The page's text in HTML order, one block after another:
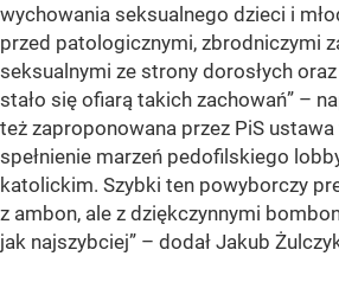
wychowania seksualnego dzieci i
przed patologicznymi, zbrodniczymi
seksualnymi ze strony dorosłych
stało się ofiarą takich zachowań” –
też zaproponowana przez PiS
spełnienie marzeń pedofilskiego
katolickim. Szybki ten powyborczy
z ambon, ale z dziękczynnymi
jak najszybciej” – dodał Jakub